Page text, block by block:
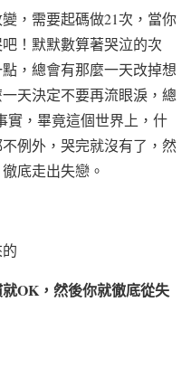
，需要起碼做21次，當你
！默默數算著哭泣的次
，總會有那麼一天改掉想
天決定不要再流眼淚，總
實， 畢竟這個世界上，什
例外，哭完就沒有了 ，然
底走出失戀。
OK，然後你就徹底從失